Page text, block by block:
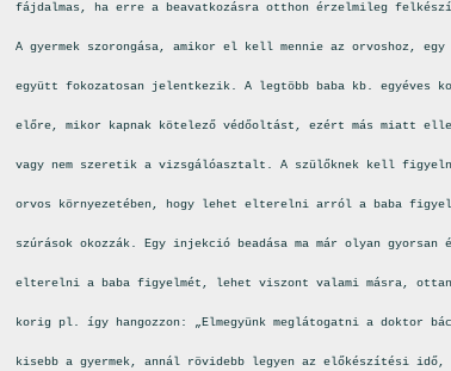
fájdalmas, ha erre a beavatkozásra otthon érzelmileg
A gyermek szorongása, amikor el kell mennie az orvoshoz,
együtt fokozatosan jelentkezik. A legtöbb baba kb. egyéves
előre, mikor kapnak kötelező védőoltást, ezért más miatt
vagy nem szeretik a vizsgálóasztalt. A szülőknek kell
orvos környezetében, hogy lehet elterelni arról a baba
szúrások okozzák. Egy injekció beadása ma már olyan
elterelni a baba figyelmét, lehet viszont valami másra,
korig pl. így hangozzon: „Elmegyünk meglátogatni a doktor
kisebb a gyermek, annál rövidebb legyen az előkészítési